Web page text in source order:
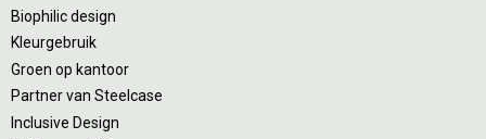
Biophilic design
Kleurgebruik
Groen op kantoor
Partner van Steelcase
Inclusive Design